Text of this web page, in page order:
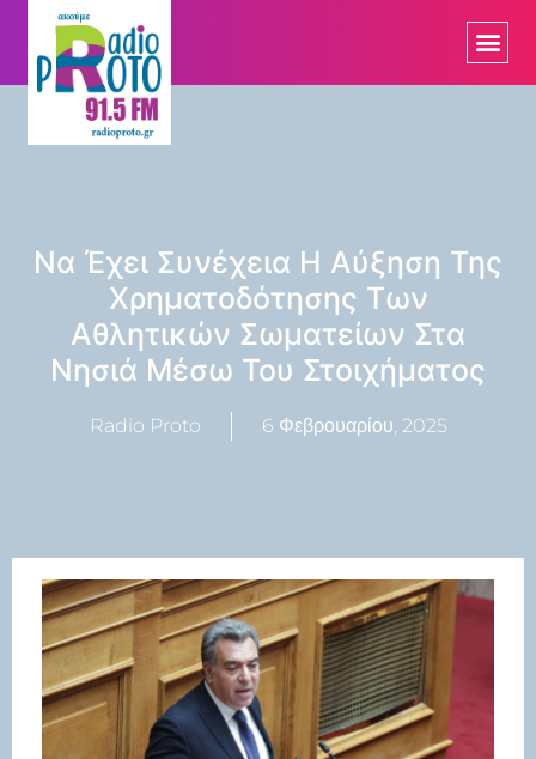
Να Έχει Συνέχεια Η Αύξηση Της
Χρηματοδότησης Των
Αθλητικών Σωματείων Στα
Νησιά Μέσω Του Στοιχήματος
Radio Proto 6 Φεβρουαρίου, 2025